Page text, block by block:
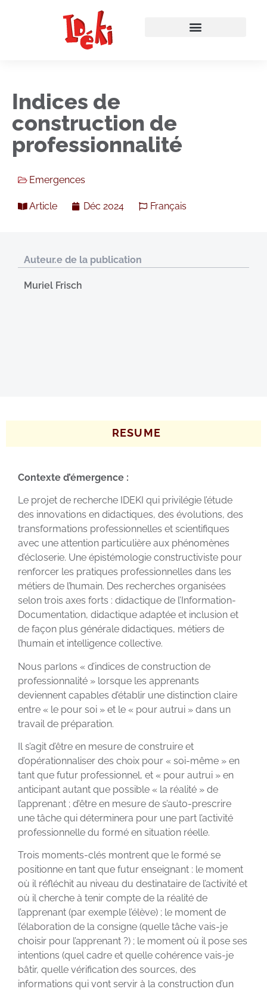
Indices de
construction de
professionnalité
Emergences
Article Déc 2024 Français
Auteur.e de la publication
Muriel Frisch
RESUME
Contexte d’émergence :
Le projet de recherche IDEKI qui privilégie l’étude
des innovations en didactiques, des évolutions, des
transformations professionnelles et scientifiques
avec une attention particulière aux phénomènes
d’écloserie. Une épistémologie constructiviste pour
renforcer les pratiques professionnelles dans les
métiers de l’humain. Des recherches organisées
selon trois axes forts : didactique de l’Information-
Documentation, didactique adaptée et inclusion et
de façon plus générale didactiques, métiers de
l’humain et intelligence collective.
Nous parlons « d’indices de construction de
professionnalité » lorsque les apprenants
deviennent capables d’établir une distinction claire
entre « le pour soi » et le « pour autrui » dans un
travail de préparation.
Il s’agit d’être en mesure de construire et
d’opérationnaliser des choix pour « soi-même » en
tant que futur professionnel, et « pour autrui » en
anticipant autant que possible « la réalité » de
l’apprenant ; d’être en mesure de s’auto-prescrire
une tâche qui déterminera pour une part l’activité
professionnelle du formé en situation réelle.
Trois moments-clés montrent que le formé se
positionne en tant que futur enseignant : le moment
où il réfléchit au niveau du destinataire de l’activité et
où il cherche à tenir compte de la réalité de
l’apprenant (par exemple l’élève) ; le moment de
l’élaboration de la consigne (quelle tâche vais-je
choisir pour l’apprenant ?) ; le moment où il pose ses
intentions (quel cadre et quelle cohérence vais-je
bâtir, quelle vérification des sources, des
informations qui vont servir à la construction d’un